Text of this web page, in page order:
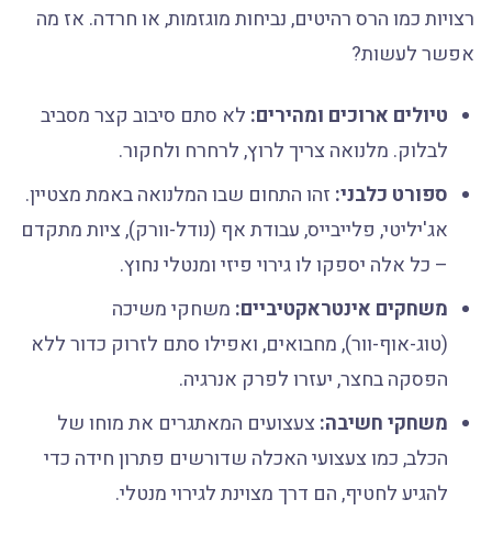
רצויות כמו הרס רהיטים, נביחות מוגזמות, או חרדה. אז מה
אפשר לעשות?
טיולים ארוכים ומהירים:לא סתם סיבוב קצר מסביב
לבלוק. מלנואה צריך לרוץ, לרחרח ולחקור.
ספורט כלבני:זהו התחום שבו המלנואה באמת מצטיין.
אג'יליטי, פלייבייס, עבודת אף (נודל-וורק), ציות מתקדם
– כל אלה יספקו לו גירוי פיזי ומנטלי נחוץ.
משחקים אינטראקטיביים:משחקי משיכה
(טוג-אוף-וור), מחבואים, ואפילו סתם לזרוק כדור ללא
הפסקה בחצר, יעזרו לפרק אנרגיה.
משחקי חשיבה:צעצועים המאתגרים את מוחו של
הכלב, כמו צעצועי האכלה שדורשים פתרון חידה כדי
להגיע לחטיף, הם דרך מצוינת לגירוי מנטלי.